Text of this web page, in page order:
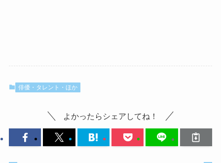
俳優・タレント・ほか
よかったらシェアしてね！